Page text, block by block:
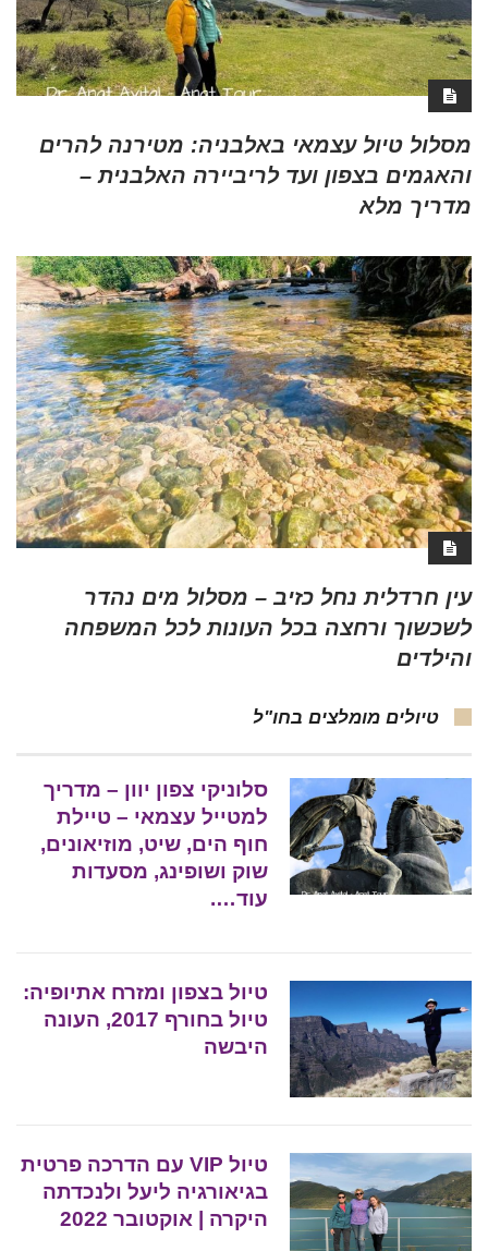
מסלול טיול עצמאי באלבניה: מטירנה להרים
והאגמים בצפון ועד לריביירה האלבנית –
מדריך מלא
עין חרדלית נחל כזיב – מסלול מים נהדר
לשכשוך ורחצה בכל העונות לכל המשפחה
והילדים
טיולים מומלצים בחו"ל
סלוניקי צפון יוון – מדריך
למטייל עצמאי – טיילת
חוף הים, שיט, מוזיאונים,
שוק ושופינג, מסעדות
עוד….
טיול בצפון ומזרח אתיופיה:
טיול בחורף 2017, העונה
היבשה
טיול VIP עם הדרכה פרטית
בגיאורגיה ליעל ולנכדתה
היקרה | אוקטובר 2022